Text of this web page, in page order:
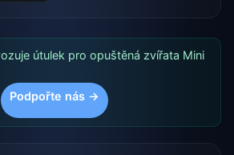
útulek pro opuštěná zvířata Mini
Podpořte nás →